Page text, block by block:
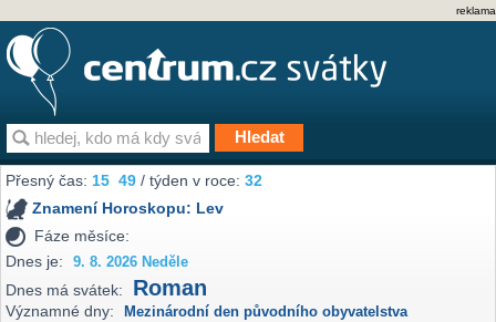
reklama
Přesný čas:15 49 / týden v roce:32
Znamení Horoskopu: Lev
Fáze měsíce:
Dnes je:
9. 8. 2026 Neděle
Dnes má svátek: Roman
Významné dny: Mezinárodní den původního obyvatelstva